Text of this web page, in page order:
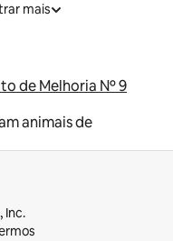
mais
de Melhoria Nº 9
animais de
Inc.